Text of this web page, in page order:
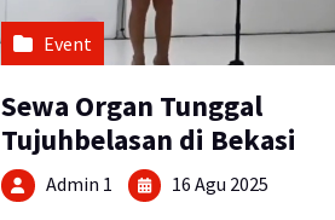
Event
Sewa Organ Tunggal
Tujuhbelasan di Bekasi
Admin 1 16 Agu 2025